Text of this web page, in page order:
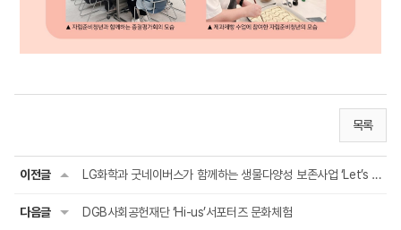
목록
이전글 LG화학과 굿네이버스가 함께하는 생물다양성 보존사업 ‘Let’s Green together’
다음글 DGB사회공헌재단 ‘Hi-us’서포터즈 문화체험